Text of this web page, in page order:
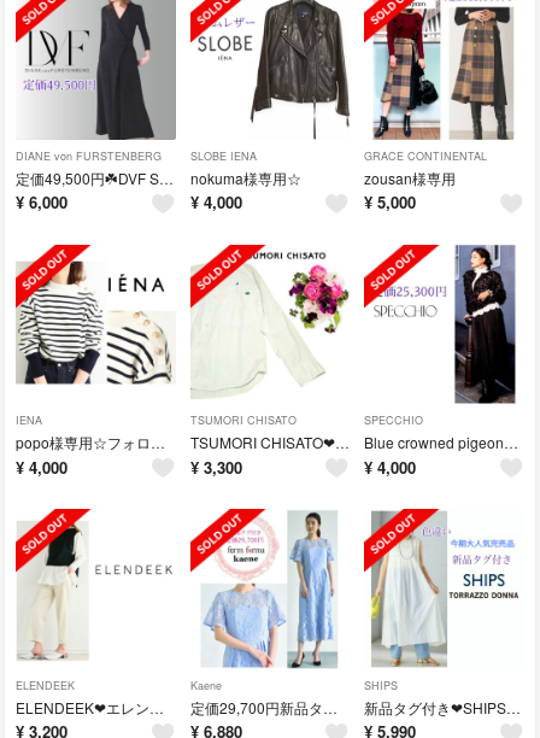
DIANE von FURSTENBERG
定価49,500円☘️DVF STUDIO☘️カシュクールオールインワン
¥ 6,000
SLOBE IENA
nokuma様専用☆
¥ 4,000
GRACE CONTINENTAL
zousan様専用
¥ 5,000
IENA
popo様専用☆フォロワー様割
¥ 4,000
TSUMORI CHISATO
TSUMORI CHISATO❤ツモリチサト✨ボタンダウンシャツ
¥ 3,300
SPECCHIO
Blue crowned pigeon様専用☆フォロワー様割
¥ 4,000
ELENDEEK
ELENDEEK❤エレンディーク✨2WAYコットンブレンドジレ
¥ 3,200
Kaene
定価29,700円新品タグ付き❤ソワール Kaene✨レースマーメイドドレス
¥ 6,880
SHIPS
新品タグ付き❤SHIPS別注TORRAZZO DONNAワンピース
¥ 5,990